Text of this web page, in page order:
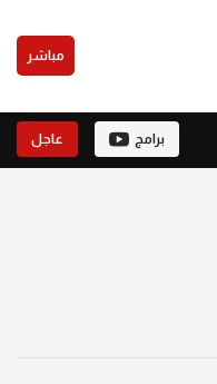
مباشر
برامج عاجل